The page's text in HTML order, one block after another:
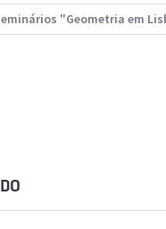
"Geometria em